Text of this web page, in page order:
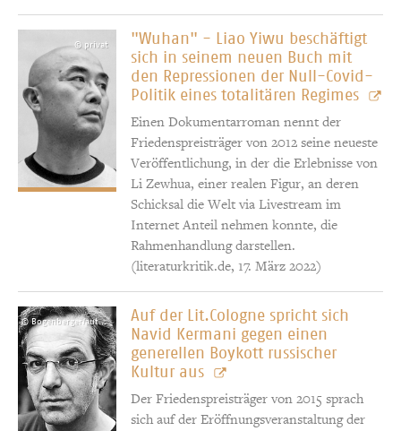
© privat
"Wuhan" - Liao Yiwu beschäftigt
sich in seinem neuen Buch mit
den Repressionen der Null-Covid-
Politik eines totalitären Regimes
Einen Dokumentarroman nennt der
Friedenspreisträger von 2012 seine neueste
Veröffentlichung, in der die Erlebnisse von
Li Zewhua, einer realen Figur, an deren
Schicksal die Welt via Livestream im
Internet Anteil nehmen konnte, die
Rahmenhandlung darstellen.
(literaturkritik.de, 17. März 2022)
© Bogenberger/autorenfotos.com
Auf der Lit.Cologne spricht sich
Navid Kermani gegen einen
generellen Boykott russischer
Kultur aus
Der Friedenspreisträger von 2015 sprach
sich auf der Eröffnungsveranstaltung der